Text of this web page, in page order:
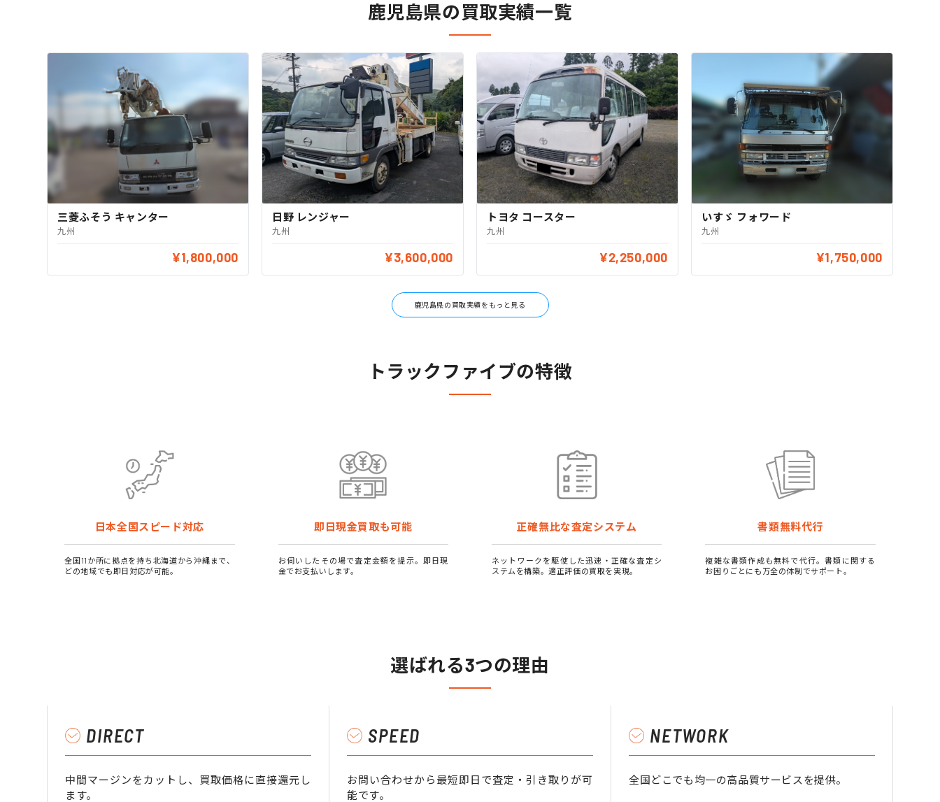
鹿児島県の買取実績一覧
三菱ふそう キャンター
九州
¥1,800,000
日野 レンジャー
九州
¥3,600,000
トヨタ コースター
九州
¥2,250,000
いすゞ フォワード
九州
¥1,750,000
鹿児島県の買取実績をもっと見る
トラックファイブの特徴
日本全国スピード対応
全国11か所に拠点を持ち北海道から沖縄まで、
どの地域でも即日対応が可能。
即日現金買取も可能
お伺いしたその場で査定金額を提示。即日現
金でお支払いします。
正確無比な査定システム
ネットワークを駆使した迅速・正確な査定シ
ステムを構築。適正評価の買取を実現。
書類無料代行
複雑な書類作成も無料で代行。書類に関する
お困りごとにも万全の体制でサポート。
選ばれる3つの理由
DIRECT
中間マージンをカットし、買取価格に直接還元し
ます。
SPEED
お問い合わせから最短即日で査定・引き取りが可
能です。
NETWORK
全国どこでも均一の高品質サービスを提供。